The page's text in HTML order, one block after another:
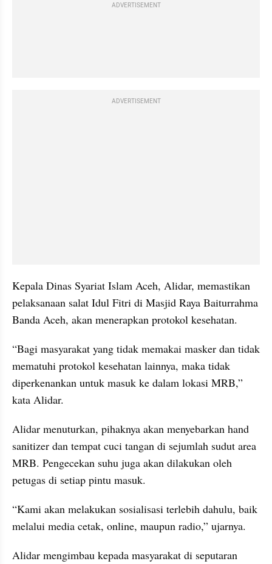
ADVERTISEMENT
ADVERTISEMENT
Kepala Dinas Syariat Islam Aceh, Alidar, memastikan
pelaksanaan salat Idul Fitri di Masjid Raya Baiturrahma
Banda Aceh, akan menerapkan protokol kesehatan.
“Bagi masyarakat yang tidak memakai masker dan tidak
mematuhi protokol kesehatan lainnya, maka tidak
diperkenankan untuk masuk ke dalam lokasi MRB,”
kata Alidar.
Alidar menuturkan, pihaknya akan menyebarkan hand
sanitizer dan tempat cuci tangan di sejumlah sudut area
MRB. Pengecekan suhu juga akan dilakukan oleh
petugas di setiap pintu masuk.
“Kami akan melakukan sosialisasi terlebih dahulu, baik
melalui media cetak, online, maupun radio,” ujarnya.
Alidar mengimbau kepada masyarakat di seputaran